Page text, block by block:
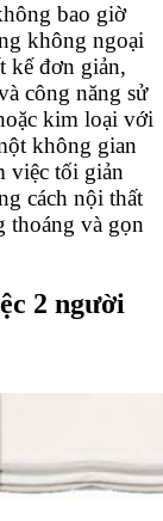
bao giờ
không ngoại
kế đơn giản,
công năng sử
kim loại với
không gian
việc tối giản
cách nội thất
thoáng và gọn
2 người